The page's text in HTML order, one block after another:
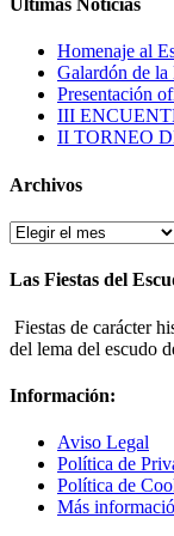
Últimas Noticias
Homenaje al
Galardón de
Presentación
III
II TORNEO
Archivos
Archivos
Las Fiestas del
Fiestas de carácter
del lema del escudo
Información:
Aviso Legal
Política de
Política de
Más